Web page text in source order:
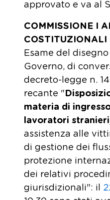
approvato e va al
COMMISSIONE I
COSTITUZIONALI
Esame del
Governo, di
decreto-legge n.
recante "
materia di
lavoratori
assistenza alle
di gestione dei
protezione
dei relativi
giurisdizionali": il